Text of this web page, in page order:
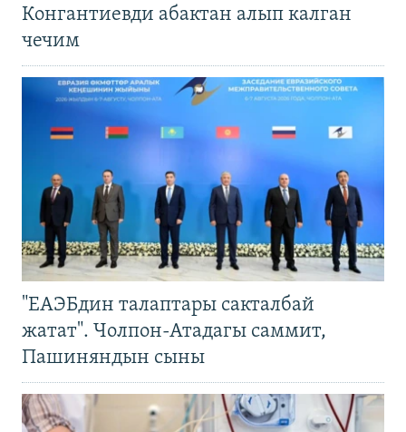
Конгантиевди абактан алып калган
чечим
"ЕАЭБдин талаптары сакталбай
жатат". Чолпон-Атадагы саммит,
Пашиняндын сыны